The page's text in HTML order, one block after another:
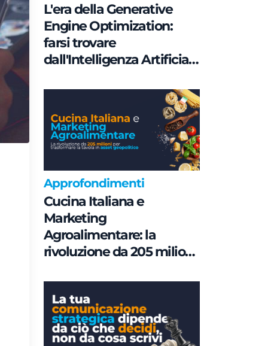
L'era della Generative
Engine Optimization:
farsi trovare
dall'Intelligenza Artificiale
Governance e non di
parole chiave
Approfondimenti
Cucina Italiana e
Marketing
Agroalimentare: la
rivoluzione da 205 milioni
in asset geopolitico